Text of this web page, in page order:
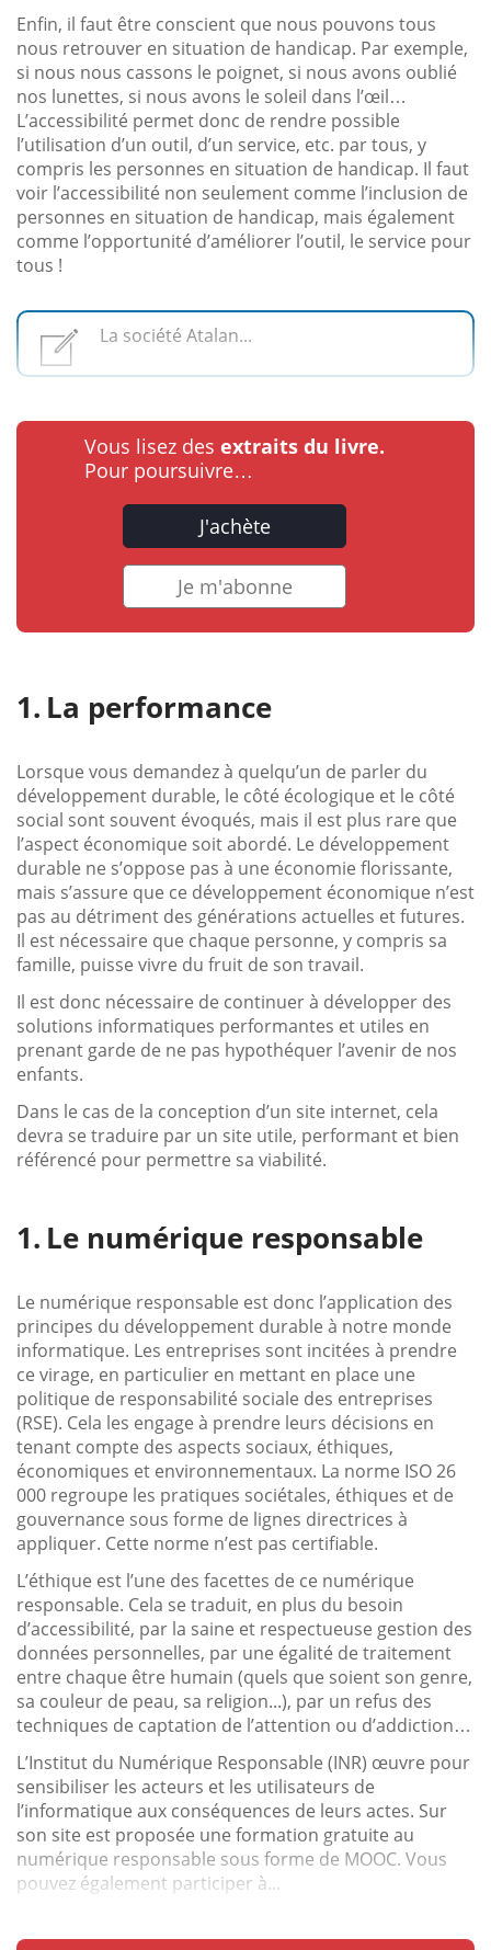
Enfin, il faut être conscient que nous pouvons tous
nous retrouver en situation de handicap. Par exemple,
si nous nous cassons le poignet, si nous avons oublié
nos lunettes, si nous avons le soleil dans l’œil…
L’accessibilité permet donc de rendre possible
l’utilisation d’un outil, d’un service, etc. par tous, y
compris les personnes en situation de handicap. Il faut
voir l’accessibilité non seulement comme l’inclusion de
personnes en situation de handicap, mais également
comme l’opportunité d’améliorer l’outil, le service pour
tous !
La société Atalan...
Vous lisez des extraits du livre.
Pour poursuivre…
J'achète
Je m'abonne
La performance
Lorsque vous demandez à quelqu’un de parler du
développement durable, le côté écologique et le côté
social sont souvent évoqués, mais il est plus rare que
l’aspect économique soit abordé. Le développement
durable ne s’oppose pas à une économie florissante,
mais s’assure que ce développement économique n’est
pas au détriment des générations actuelles et futures.
Il est nécessaire que chaque personne, y compris sa
famille, puisse vivre du fruit de son travail.
Il est donc nécessaire de continuer à développer des
solutions informatiques performantes et utiles en
prenant garde de ne pas hypothéquer l’avenir de nos
enfants.
Dans le cas de la conception d’un site internet, cela
devra se traduire par un site utile, performant et bien
référencé pour permettre sa viabilité.
Le numérique responsable
Le numérique responsable est donc l’application des
principes du développement durable à notre monde
informatique. Les entreprises sont incitées à prendre
ce virage, en particulier en mettant en place une
politique de responsabilité sociale des entreprises
(RSE). Cela les engage à prendre leurs décisions en
tenant compte des aspects sociaux, éthiques,
économiques et environnementaux. La norme ISO 26
000 regroupe les pratiques sociétales, éthiques et de
gouvernance sous forme de lignes directrices à
appliquer. Cette norme n’est pas certifiable.
L’éthique est l’une des facettes de ce numérique
responsable. Cela se traduit, en plus du besoin
d’accessibilité, par la saine et respectueuse gestion des
données personnelles, par une égalité de traitement
entre chaque être humain (quels que soient son genre,
sa couleur de peau, sa religion...), par un refus des
techniques de captation de l’attention ou d’addiction…
L’Institut du Numérique Responsable (INR) œuvre pour
sensibiliser les acteurs et les utilisateurs de
l’informatique aux conséquences de leurs actes. Sur
son site est proposée une formation gratuite au
numérique responsable sous forme de MOOC. Vous
pouvez également participer à...